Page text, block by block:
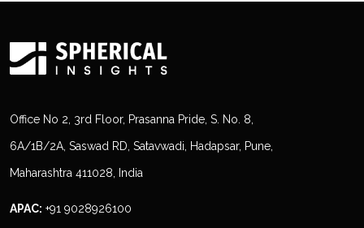
Office No 2, 3rd Floor, Prasanna Pride, S. No. 8,
6A/1B/2A, Saswad RD, Satavwadi, Hadapsar, Pune,
Maharashtra 411028, India
APAC: +91 9028926100